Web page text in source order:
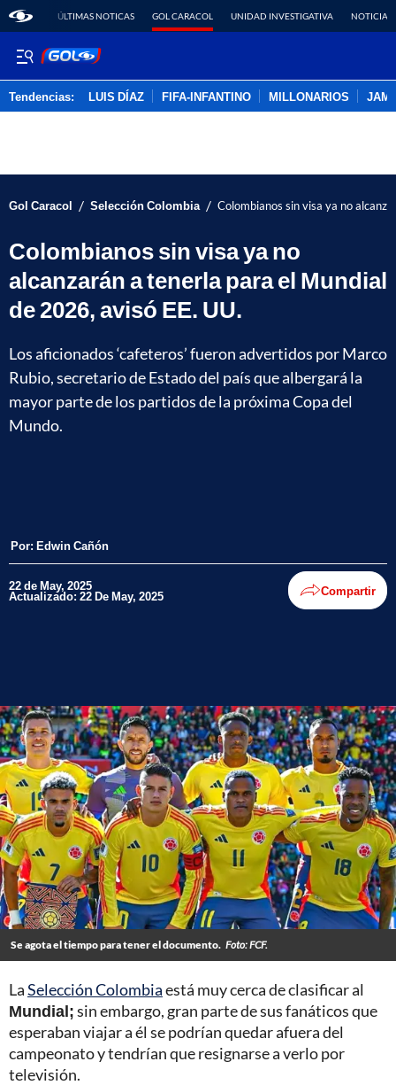
ÚLTIMAS NOTICAS GOL CARACOL UNIDAD INVESTIGATIVA NOTICIAS
Tendencias: LUIS DÍAZ FIFA-INFANTINO MILLONARIOS
Gol Caracol / Selección Colombia / Colombianos sin visa ya no
Colombianos sin visa ya no
alcanzarán a tenerla para el Mundial
de 2026, avisó EE. UU.
Los aficionados ‘cafeteros’ fueron advertidos por Marco
Rubio, secretario de Estado del país que albergará la
mayor parte de los partidos de la próxima Copa del
Mundo.
Por: Edwin Cañón
22 de May, 2025
Actualizado: 22 De May, 2025 Compartir
Se agota el tiempo para tener el documento. Foto: FCF.
LaSelección Colombiaestá muy cerca de clasificar al
Mundial;sin embargo, gran parte de sus fanáticos que
esperaban viajar a él se podrían quedar afuera del
campeonato y tendrían que resignarse a verlo por
televisión.